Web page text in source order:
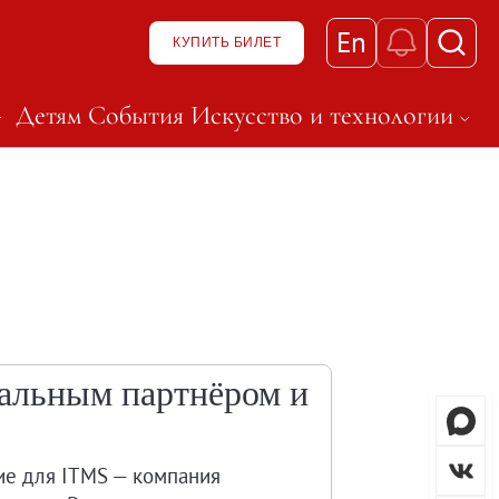
КУПИТЬ БИЛЕТ En
нему
и перейти к нему
чтобы открыть подменю и перейти к нему
Детям События Искусство и технологии
Нажмите Shift, чтобы
партнёром и
для ITMS — компания